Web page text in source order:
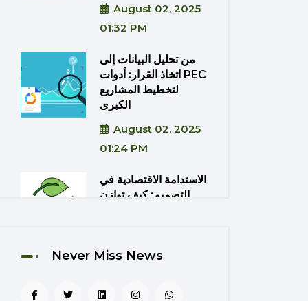
August 02, 2025
01:32 PM
من تحليل البيانات إلى
اتخاذ القرار: أدوات PEC
لتخطيط المشاريع
الكبرى
August 02, 2025
01:24 PM
الاستدامة الاقتصادية في
التصميم: كيف توازن
August 02, 2025
Never Miss News